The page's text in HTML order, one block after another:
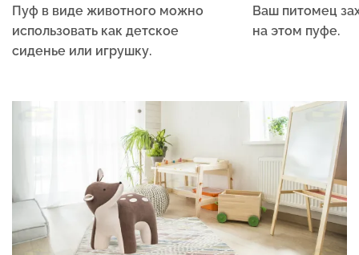
Пуф в виде животного можно
использовать как детское
сиденье или игрушку.
Ваш питомец
на этом пуфе.